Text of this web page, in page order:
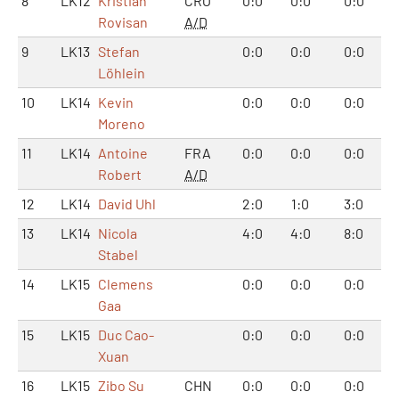
Rovisan
A/D
9 LK13 Stefan
Löhlein
0:0 0:0 0:0
10 LK14 Kevin
Moreno
0:0 0:0 0:0
11 LK14 Antoine
Robert
FRA
A/D
0:0 0:0 0:0
12 LK14 David Uhl 2:0 1:0
3:0
13
LK14 Nicola
Stabel
4:0 4:0 8:0
14 LK15 Clemens
Gaa
0:0 0:0 0:0
15 LK15 Duc Cao-
Xuan
0:0 0:0 0:0
16 LK15 Zibo Su CHN 0:0 0:0
0:0